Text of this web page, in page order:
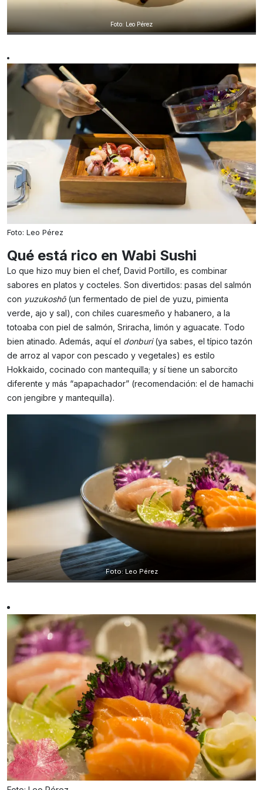
Foto: Leo Pérez
Foto: Leo Pérez
Qué está rico en Wabi Sushi
Lo que hizo muy bien el chef, David Portillo, es combinar
sabores en platos y cocteles. Son divertidos: pasas del salmón
con yuzukoshō(un fermentado de piel de yuzu, pimienta
verde, ajo y sal), con chiles cuaresmeño y habanero, a la
totoaba con piel de salmón, Sriracha, limón y aguacate. Todo
bien atinado. Además, aquí el donburi(ya sabes, el típico tazón
de arroz al vapor con pescado y vegetales) es estilo
Hokkaido, cocinado con mantequilla; y sí tiene un saborcito
diferente y más “apapachador” (recomendación: el de hamachi
con jengibre y mantequilla).
Foto: Leo Pérez